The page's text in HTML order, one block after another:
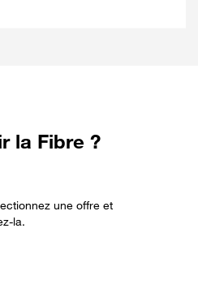
la Fibre ?
une offre et
la.